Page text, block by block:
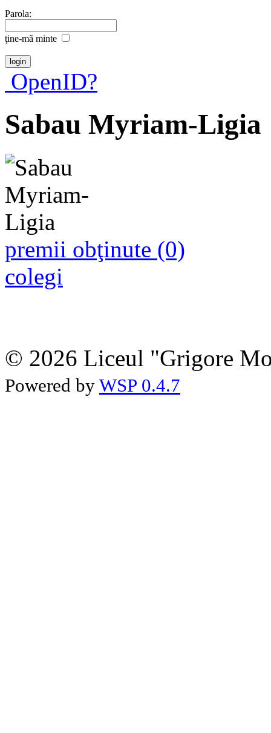
Parola:
ţine-mã minte
OpenID?
Sabau Myriam-Ligia
premii obţinute (0)
colegi
© 2026 Liceul "Grigore
Powered by WSP 0.4.7